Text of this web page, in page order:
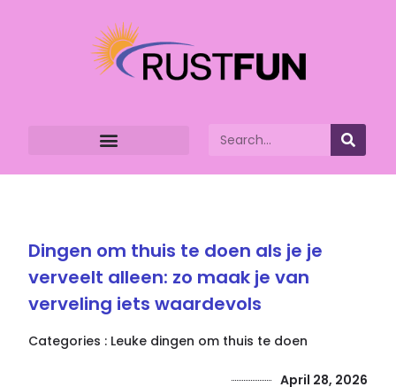
Dingen om thuis te doen als je je
verveelt alleen: zo maak je van
verveling iets waardevols
Categories : Leuke dingen om thuis te doen
April 28, 2026